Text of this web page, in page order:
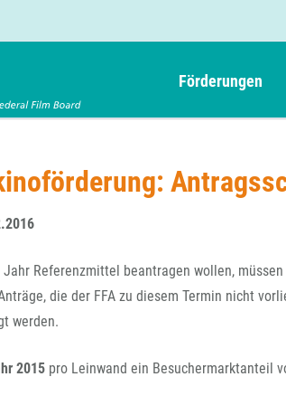
Förderungen
Preismitteln
Navigation
überspringen
Webinare
German
FFA
Referenzmittel beantragen wollen,
die der FFA zu diesem Termin nicht
werden.
2015 pro Leinwand ein Besuchermarktanteil
Twitter Mail